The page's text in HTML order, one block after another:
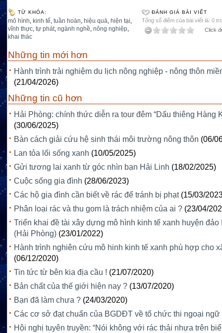
TỪ KHÓA:
mô hình, kinh tế, tuần hoàn, hiệu quả, hiện tại,
vĩnh thực, tự phát, ngành nghề, nông nghiệp,
khai thác
ĐÁNH GIÁ BÀI VIẾT
Tổng số điểm của bài viết là: 0
Click
Những tin mới hơn
Hành trình trải nghiệm du lịch nông nghiệp - nông thôn
(21/04/2026)
Những tin cũ hơn
Hải Phòng: chính thức diễn ra tour đêm “Dấu thiêng Hàng
(30/06/2025)
Bàn cách giải cứu hệ sinh thái môi trường nông thôn (06/
Lan tỏa lối sống xanh (10/05/2025)
Gửi tương lai xanh từ góc nhìn bạn Hải Linh (18/02/2025)
Cuộc sống gia đình (28/06/2023)
Các hộ gia đình cần biết về rác để tránh bị phạt (15/03/
Phân loại rác và thu gom là trách nhiệm của ai ? (23/04/
Triển khai đề tài xây dựng mô hình kinh tế xanh huyện đảo
(Hải Phòng) (23/01/2022)
Hành trình nghiên cứu mô hinh kinh tế xanh phù hợp cho
(06/12/2020)
Tin tức từ bên kia địa cầu ! (21/07/2020)
Bản chất của thế giới hiện nay ? (13/07/2020)
Bạn đã làm chưa ? (24/03/2020)
Các cơ sở đạt chuẩn của BGDĐT về tổ chức thi ngoại ngữ
Hội nghị tuyên truyền: “Nói không với rác thải nhựa trên